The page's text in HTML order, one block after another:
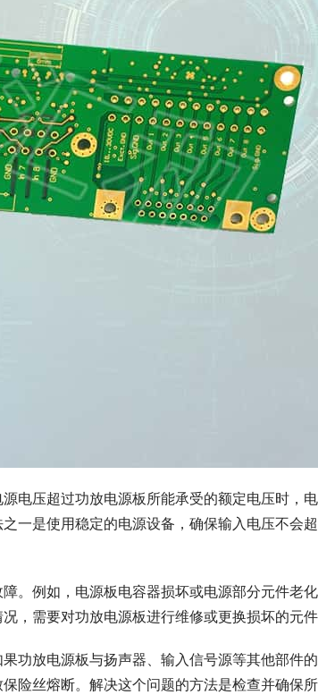
电压超过功放电源板所能承受的额定电压时，
一是使用稳定的电源设备，确保输入电压不会
。例如，电源板电容器损坏或电源部分元件老
，需要对功放电源板进行维修或更换损坏的元
功放电源板与扬声器、输入信号源等其他部件
险丝熔断。解决这个问题的方法是检查并确保